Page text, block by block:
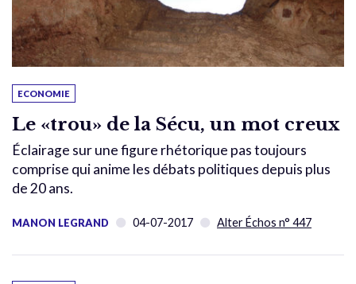
ECONOMIE
Le «trou» de la Sécu, un mot creux
Éclairage sur une figure rhétorique pas toujours
comprise qui anime les débats politiques depuis plus
de 20 ans.
MANON LEGRAND 04-07-2017 Alter Échos n° 447